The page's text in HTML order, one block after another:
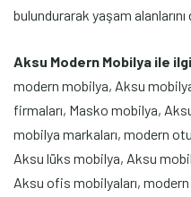
bulundurarak yaşam alanlarını
Aksu Modern Mobilya ile
modern mobilya, Aksu
firmaları, Masko mobilya,
mobilya markaları, modern
Aksu lüks mobilya, Aksu
Aksu ofis mobilyaları, modern